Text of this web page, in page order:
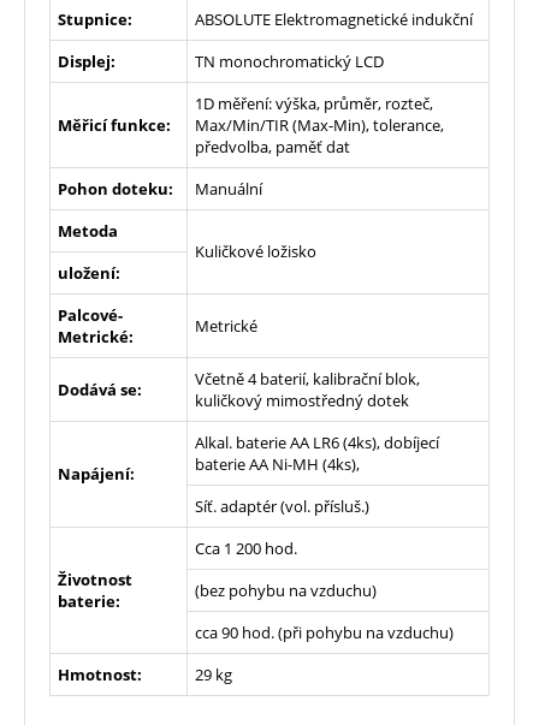
Stupnice:
ABSOLUTE Elektromagnetické indukční
Displej:
TN monochromatický LCD
Měřicí funkce:
1D měření: výška, průměr, rozteč,
Max/Min/TIR (Max-Min), tolerance,
předvolba, paměť dat
Pohon doteku:
Manuální
Metoda
Kuličkové ložisko
uložení:
Palcové-
Metrické:
Metrické
Dodává se:
Včetně 4 baterií, kalibrační blok,
kuličkový mimostředný dotek
Napájení:
Alkal. baterie AA LR6 (4ks), dobíjecí
baterie AA Ni-MH (4ks),
Síť. adaptér (vol. přísluš.)
Životnost
baterie:
Cca 1 200 hod.
(bez pohybu na vzduchu)
cca 90 hod. (při pohybu na vzduchu)
Hmotnost:
29 kg